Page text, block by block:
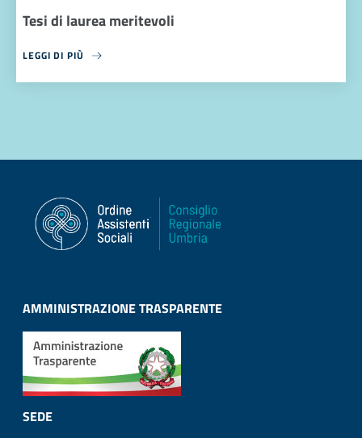
Tesi di laurea meritevoli
LEGGI DI PIÙ
AMMINISTRAZIONE TRASPARENTE
SEDE